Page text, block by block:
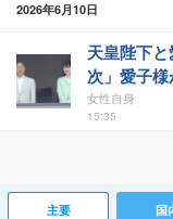
2026年6月10日
天皇陛下
次」愛子
女性自身
15:35
主要 国